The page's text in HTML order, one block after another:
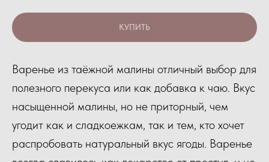
КУПИТЬ
Варенье из таёжной малины отличный выбор для
полезного перекуса или как добавка к чаю. Вкус
насыщенной малины, но не приторный, чем
угодит как и сладкоежкам, так и тем, кто хочет
распробовать натуральный вкус ягоды. Варенье